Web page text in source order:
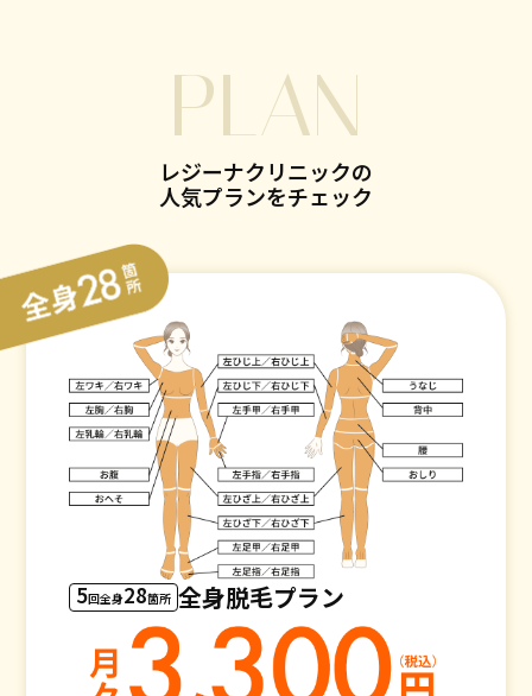
PLAN
レジーナクリニックの
人気プランをチェック
5回全身28箇所 全身脱毛プラン